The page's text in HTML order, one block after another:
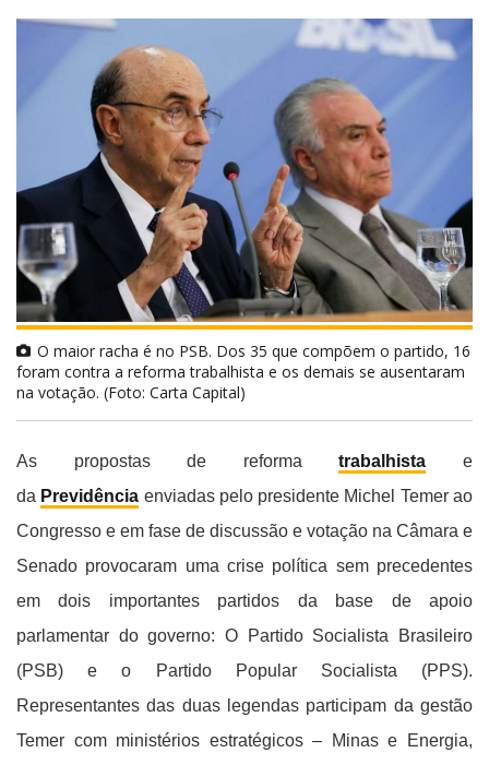
O maior racha é no PSB. Dos 35 que compõem o partido, 16
foram contra a reforma trabalhista e os demais se ausentaram
na votação. (Foto: Carta Capital)
As propostas de reformatrabalhista e
da Previdência enviadas pelo presidente Michel Temer ao
Congresso e em fase de discussão e votação na Câmara e
Senado provocaram uma crise política sem precedentes
em dois importantes partidos da base de apoio
parlamentar do governo: O Partido Socialista Brasileiro
(PSB) e o Partido Popular Socialista (PPS).
Representantes das duas legendas participam da gestão
Temer com ministérios estratégicos – Minas e Energia,